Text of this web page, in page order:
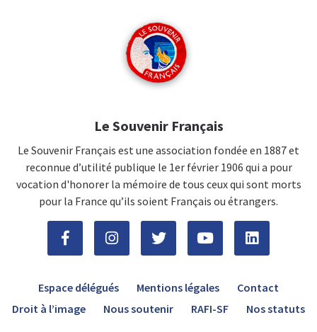
Le Souvenir Français
Le Souvenir Français est une association fondée en 1887 et
reconnue d’utilité publique le 1er février 1906 qui a pour
vocation d'honorer la mémoire de tous ceux qui sont morts
pour la France qu’ils soient Français ou étrangers.
Espace délégués Mentions légales
Contact
Droit à l’image
Nous soutenir RAFI-SF Nos statuts